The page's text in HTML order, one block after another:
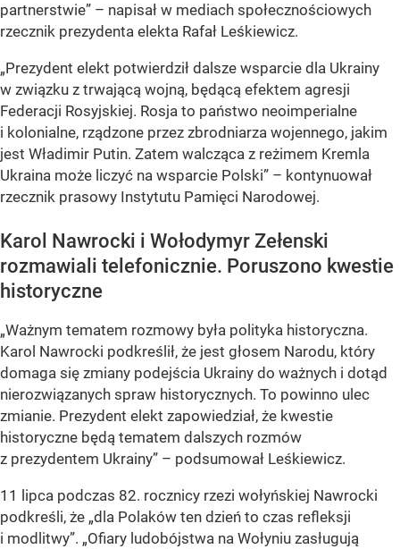
partnerstwie” – napisał w mediach społecznościowych
rzecznik prezydenta elekta Rafał Leśkiewicz.
„Prezydent elekt potwierdził dalsze wsparcie dla Ukrainy
w związku z trwającą wojną, będącą efektem agresji
Federacji Rosyjskiej. Rosja to państwo neoimperialne
i kolonialne, rządzone przez zbrodniarza wojennego, jakim
jest Władimir Putin. Zatem walcząca z reżimem Kremla
Ukraina może liczyć na wsparcie Polski” – kontynuował
rzecznik prasowy Instytutu Pamięci Narodowej.
Karol Nawrocki i Wołodymyr Zełenski
rozmawiali telefonicznie. Poruszono kwestie
historyczne
„Ważnym tematem rozmowy była polityka historyczna.
Karol Nawrocki podkreślił, że jest głosem Narodu, który
domaga się zmiany podejścia Ukrainy do ważnych i dotąd
nierozwiązanych spraw historycznych. To powinno ulec
zmianie. Prezydent elekt zapowiedział, że kwestie
historyczne będą tematem dalszych rozmów
z prezydentem Ukrainy” – podsumował Leśkiewicz.
11 lipca podczas 82. rocznicy rzezi wołyńskiej Nawrocki
podkreśli, że „dla Polaków ten dzień to czas refleksji
i modlitwy”. „Ofiary ludobójstwa na Wołyniu zasługują